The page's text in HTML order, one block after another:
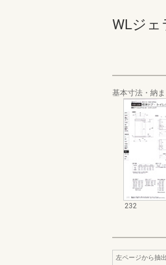
WLジェ
基本寸法・納
232
左ページから抽